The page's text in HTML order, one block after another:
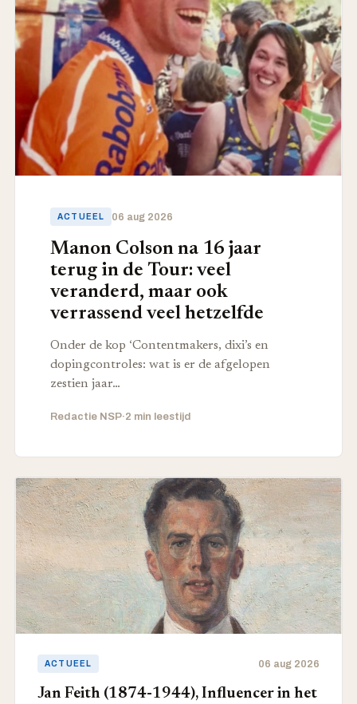
ACTUEEL 06 aug 2026
Manon Colson na 16 jaar
terug in de Tour: veel
veranderd, maar ook
verrassend veel hetzelfde
Onder de kop ‘Contentmakers, dixi’s en
dopingcontroles: wat is er de afgelopen
zestien jaar…
Redactie NSP·2 min leestijd
ACTUEEL 06 aug 2026
Jan Feith (1874-1944), Influencer in het